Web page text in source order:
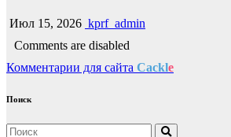
Июл 15, 2026 kprf_admin
Comments are disabled
Комментарии для сайта Cackle
Поиск